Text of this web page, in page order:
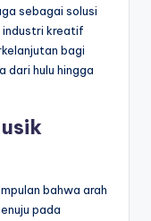
sebagai solusi
industri kreatif
bagi
dari hulu hingga
bahwa arah
pada